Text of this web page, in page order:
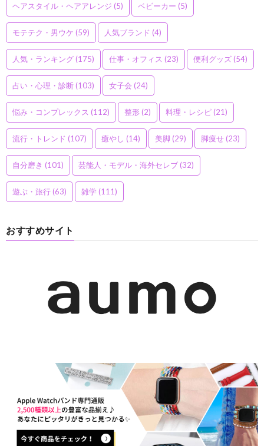
ヘアスタイル・ヘアアレンジ (5) ベビーカー (5)
モテテク・男ウケ (59) 人気ブランド (4)
人気・ランキング(175) 仕事・オフィス (23) 便利グッズ(54)
占い・心理・診断(103) 女子会 (24)
悩み・コンプレックス (112) 整形(2) 料理・レシピ(21)
流行・トレンド (107) 癒やし (14) 美脚 (29) 脚痩せ(23)
自分磨き (101) 芸能人・モデル・海外セレブ(32)
遊ぶ・旅行(63) 雑学(111)
おすすめサイト